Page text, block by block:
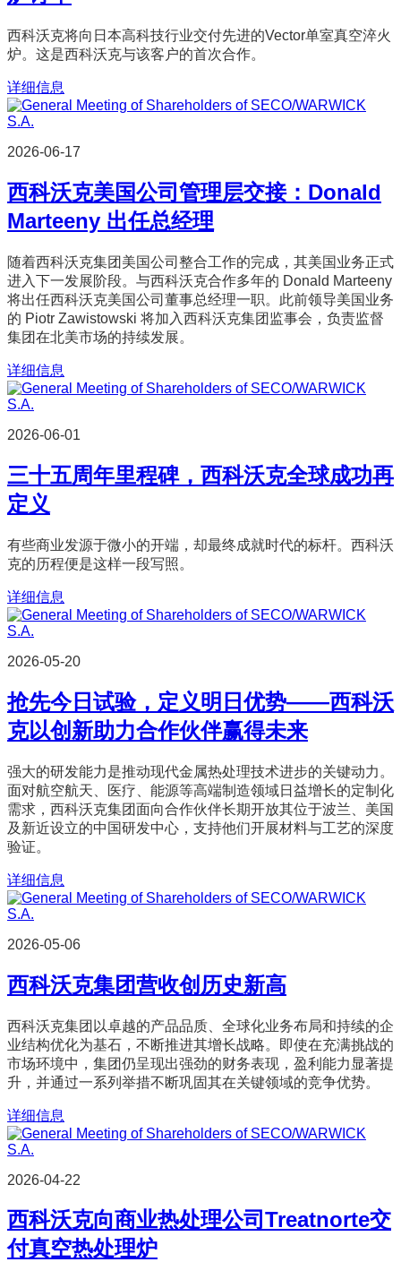
西科沃克将向日本高科技行业交付先进的Vector单室真空淬火
炉。这是西科沃克与该客户的首次合作。
详细信息
2026-06-17
西科沃克美国公司管理层交接：Donald
Marteeny 出任总经理
随着西科沃克集团美国公司整合工作的完成，其美国业务正式
进入下一发展阶段。与西科沃克合作多年的 Donald Marteeny
将出任西科沃克美国公司董事总经理一职。此前领导美国业务
的 Piotr Zawistowski 将加入西科沃克集团监事会，负责监督
集团在北美市场的持续发展。
详细信息
2026-06-01
三十五周年里程碑，西科沃克全球成功再
定义
有些商业发源于微小的开端，却最终成就时代的标杆。西科沃
克的历程便是这样一段写照。
详细信息
2026-05-20
抢先今日试验，定义明日优势——西科沃
克以创新助力合作伙伴赢得未来
强大的研发能力是推动现代金属热处理技术进步的关键动力。
面对航空航天、医疗、能源等高端制造领域日益增长的定制化
需求，西科沃克集团面向合作伙伴长期开放其位于波兰、美国
及新近设立的中国研发中心，支持他们开展材料与工艺的深度
验证。
详细信息
2026-05-06
西科沃克集团营收创历史新高
西科沃克集团以卓越的产品品质、全球化业务布局和持续的企
业结构优化为基石，不断推进其增长战略。即使在充满挑战的
市场环境中，集团仍呈现出强劲的财务表现，盈利能力显著提
升，并通过一系列举措不断巩固其在关键领域的竞争优势。
详细信息
2026-04-22
西科沃克向商业热处理公司Treatnorte交
付真空热处理炉